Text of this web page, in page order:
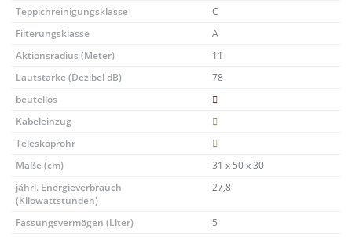
Teppichreinigungsklasse
C
Filterungsklasse
A
Aktionsradius (Meter)
11
Lautstärke (Dezibel dB)
78
beutellos
Kabeleinzug
Teleskoprohr
Maße (cm)
31 x 50 x 30
jährl. Energieverbrauch
(Kilowattstunden)
27,8
Fassungsvermögen (Liter)
5